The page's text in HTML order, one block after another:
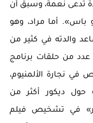
تدعى نعمة، وسبق أن
أما مراد، وهو
والدته في كثير من
عدد من حلقات برنامج
في نجارة الألمنيوم،
حول ديكور أكثر من
في تشخيص فيلم